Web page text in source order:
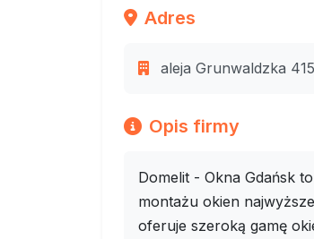
Adres
aleja Grunwaldzka
Opis firmy
Domelit - Okna Gdańsk
montażu okien
oferuje szeroką gamę